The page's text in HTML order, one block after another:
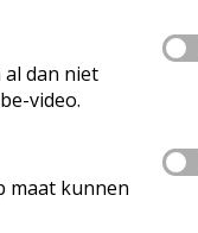
dan niet
video.
maat kunnen